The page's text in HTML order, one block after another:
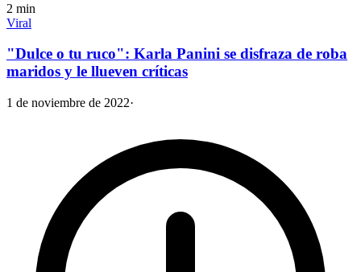
2 min
Viral
"Dulce o tu ruco": Karla Panini se disfraza de roba
maridos y le llueven críticas
1 de noviembre de 2022·